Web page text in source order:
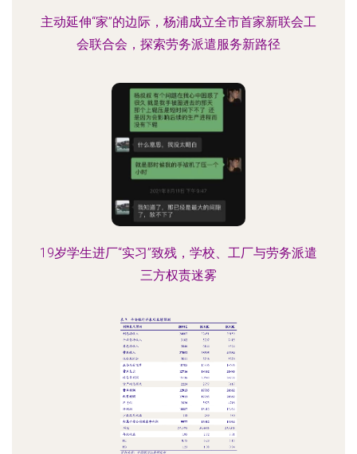
主动延伸“家”的边际，杨浦成立全市首家新联会工
会联合会，探索劳务派遣服务新路径
19岁学生进厂“实习”致残，学校、工厂与劳务派遣
三方权责迷雾